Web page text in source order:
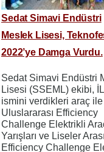
Sedat Simavi Endüstri
Meslek Lisesi,
2022’ye Damga Vurdu.
Sedat Simavi Endüstri
Lisesi (SSEML) ekibi,
ismini verdikleri araç ile
Uluslararası Efficiency
Challenge Elektrikli
Yarışları ve Liseler Arası
Efficiency Challenge